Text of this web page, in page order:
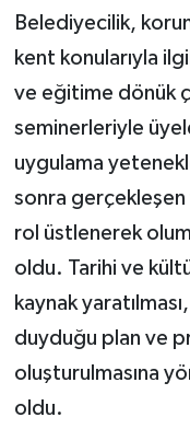
Belediyecilik,
kent konularıyla
ve eğitime dönük
seminerleriyle
uygulama
sonra
rol üstlenerek
oldu. Tarihi ve
kaynak
duyduğu plan ve
oluşturulmasına
oldu.